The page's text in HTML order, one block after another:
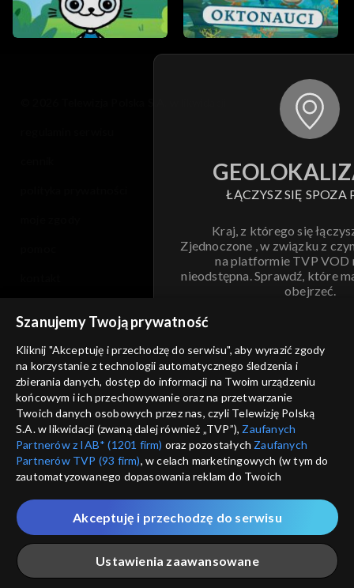
ŁĄCZYSZ SIĘ SPOZA
Kraj, z którego się
Zjednoczone , w związku z
na platformie TVP VOD
nieodstępna. Sprawdź, które
obejrzeć.
ANULUJ
informacje o dostawcy usług
Szanujemy Twoją prywatność
Kliknij "Akceptuję i przechodzę do serwisu", aby wyrazić zgody
na korzystanie z technologii automatycznego śledzenia i
zbierania danych, dostęp do informacji na Twoim urządzeniu
końcowym i ich przechowywanie oraz na przetwarzanie
Twoich danych osobowych przez nas, czyli Telewizję Polską
S.A. w likwidacji (zwaną dalej również „TVP”), Zaufanych
Partnerów z IAB* (1201 firm) oraz pozostałych Zaufanych
Partnerów TVP (93 firm), w celach marketingowych (w tym do
zautomatyzowanego dopasowania reklam do Twoich
które wskazujemy poniżej, a także zgody na udostępnianie
przez nas identyfikatora PPID do Google.
Twoje dane osobowe zbierane podczas odwiedzania przez
Ciebie naszych
poszczególnych serwisówzwanych dalej
„Portalem”, w tym informacje zapisywane za pomocą
Ustawienia zaawansowane
Akceptuję i przechodzę do serwisu